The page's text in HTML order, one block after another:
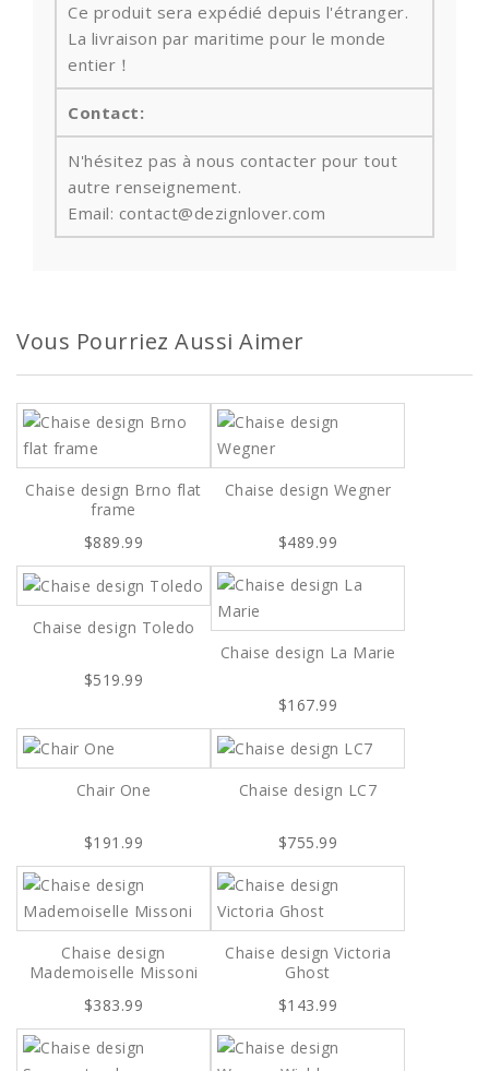
Ce produit sera expédié depuis l'étranger.
La livraison par maritime pour le monde
entier！
Contact:
N'hésitez pas à nous contacter pour tout
autre renseignement.
Email: contact@dezignlover.com
Vous Pourriez Aussi Aimer
Chaise design Brno flat
frame
$889.99
Chaise design Wegner
$489.99
Chaise design Toledo
$519.99
Chaise design La Marie
$167.99
Chair One
$191.99
Chaise design LC7
$755.99
Chaise design
Mademoiselle Missoni
$383.99
Chaise design Victoria
Ghost
$143.99